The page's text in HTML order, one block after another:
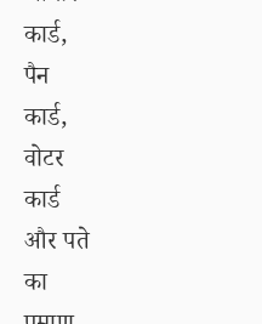
कार्ड,
पैन
कार्ड,
वोटर
कार्ड
और पते
का